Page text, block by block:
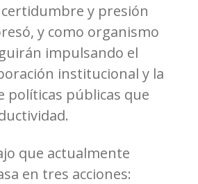
y presión
y como organismo
impulsando el
institucional y la
políticas públicas que
que actualmente
en tres acciones: